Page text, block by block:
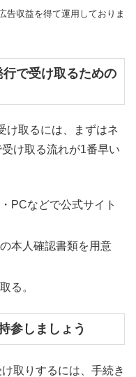
告収益を得て運用しておりま
で受け取るための
け取るには、まずはネ
け取る流れが1番早い
PCなどで公式サイト
本人確認書類を用意
る。
参しましょう
取りするには、手続き